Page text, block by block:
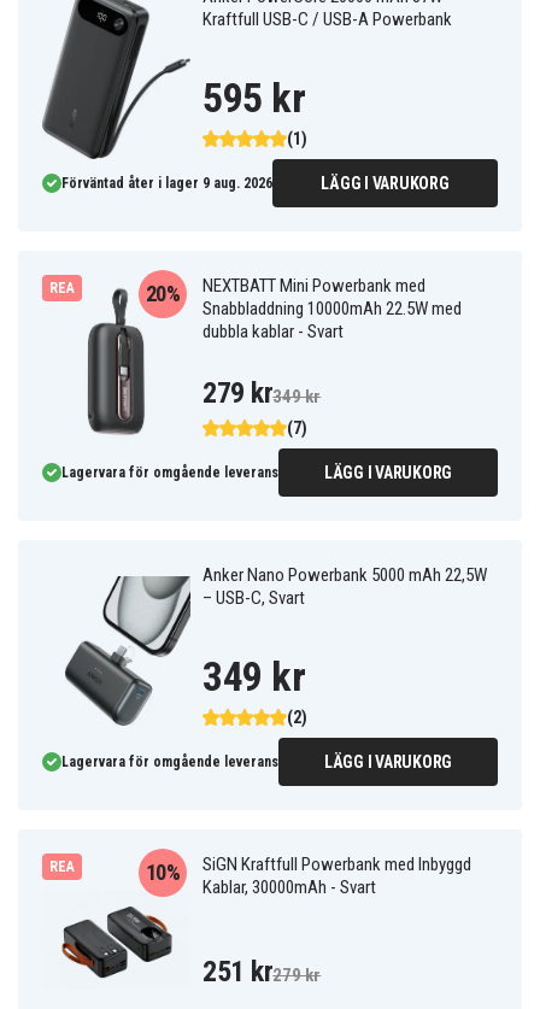
Kraftfull USB-C / USB-A Powerbank
(1)
595 kr
Förväntad åter i lager 9 aug. 2026 LÄGG I VARUKORG
REA
NEXTBATT Mini Powerbank med
Snabbladdning 10000mAh 22.5W med
dubbla kablar - Svart
(7)
20%
279 kr349 kr
Lagervara för omgående leverans LÄGG I VARUKORG
Anker Nano Powerbank 5000 mAh 22,5W
– USB-C, Svart
(2)
349 kr
Lagervara för omgående leverans LÄGG I VARUKORG
REA
SiGN Kraftfull Powerbank med Inbyggd
Kablar, 30000mAh - Svart
10%
251 kr279 kr